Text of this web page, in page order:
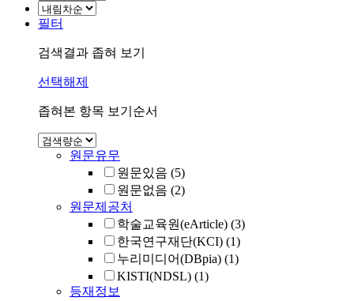
필터
검색결과 좁혀 보기
선택해제
좁혀본 항목 보기순서
원문유무
원문있음 (5)
원문없음 (2)
원문제공처
학술교육원(eArticle) (3)
한국연구재단(KCI) (1)
누리미디어(DBpia) (1)
KISTI(NDSL) (1)
등재정보